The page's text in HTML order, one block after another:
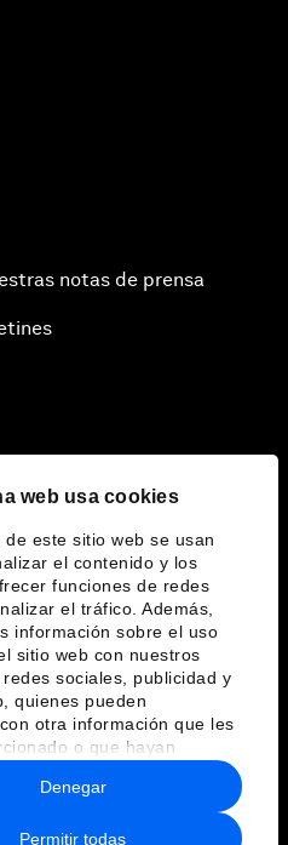
web usa cookies
de este sitio web se usan
el contenido y los
funciones de redes
el tráfico. Además,
información sobre el uso
sitio web con nuestros
sociales, publicidad y
quienes pueden
otra información que les
o que hayan
partir del uso que haya
servicios.
Permitir todas
Denegar
notas de prensa
y normas de uso